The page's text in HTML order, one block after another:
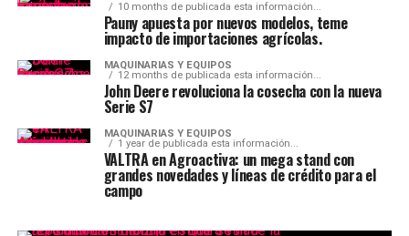
10 months de publicada esta información...
Pauny apuesta por nuevos modelos, teme
impacto de importaciones agrícolas.
MAQUINARIAS Y EQUIPOS
12 months de publicada esta información...
John Deere revoluciona la cosecha con la nueva
Serie S7
MAQUINARIAS Y EQUIPOS
1 year de publicada esta información...
VALTRA en Agroactiva: un mega stand con
grandes novedades y líneas de crédito para el
campo